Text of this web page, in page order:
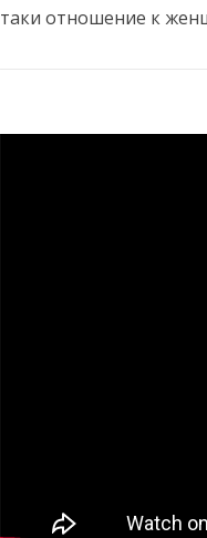
таки отношение к